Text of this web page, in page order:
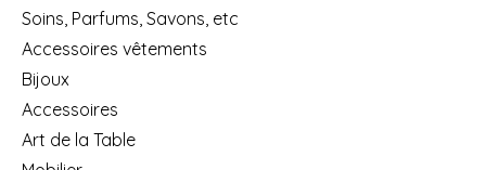
Soins, Parfums, Savons, etc
Accessoires vêtements
Bijoux
Accessoires
Art de la Table